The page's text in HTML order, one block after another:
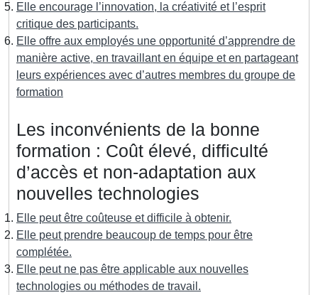
Elle encourage l’innovation, la créativité et l’esprit
critique des participants.
Elle offre aux employés une opportunité d’apprendre de
manière active, en travaillant en équipe et en partageant
leurs expériences avec d’autres membres du groupe de
formation
Les inconvénients de la bonne
formation : Coût élevé, difficulté
d’accès et non-adaptation aux
nouvelles technologies
Elle peut être coûteuse et difficile à obtenir.
Elle peut prendre beaucoup de temps pour être
complétée.
Elle peut ne pas être applicable aux nouvelles
technologies ou méthodes de travail.